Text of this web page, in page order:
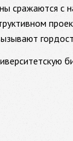
сражаются